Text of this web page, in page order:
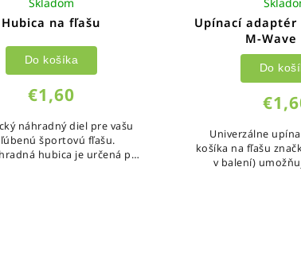
Hubica na fľašu
€1,60
Do košíka
náhradný diel pre vašu
športovú fľašu.
hubica je určená pre
Upínací
M-Wave
Do
Univerzálne
košíka na fľašu
v balení)